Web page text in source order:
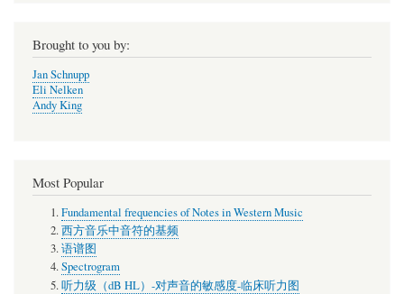
Brought to you by:
Jan Schnupp
Eli Nelken
Andy King
Most Popular
Fundamental frequencies of Notes in Western Music
西方音乐中音符的基频
语谱图
Spectrogram
听力级（dB HL）-对声音的敏感度-临床听力图